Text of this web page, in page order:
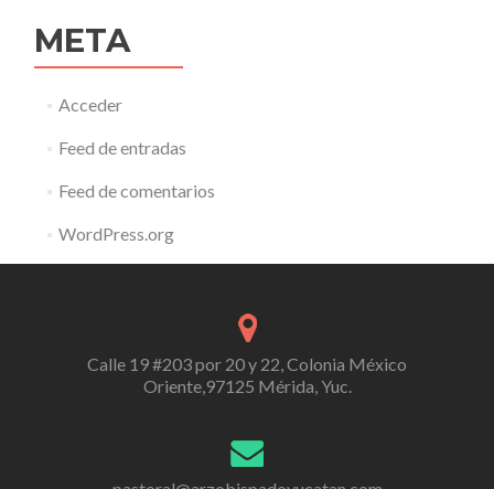
META
Acceder
Feed de entradas
Feed de comentarios
WordPress.org
Calle 19 #203 por 20 y 22, Colonia México
Oriente,97125 Mérida, Yuc.